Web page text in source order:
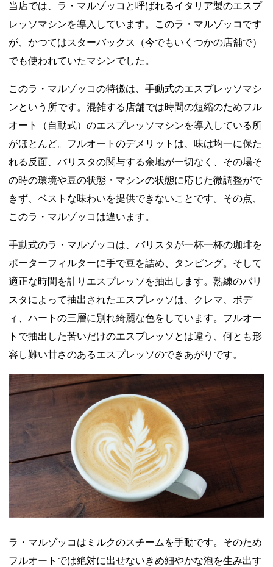
当店では、ラ・マルゾッコと呼ばれるイタリア製のエスプ
レッソマシンを導入しています。このラ・マルゾッコです
が、かつてはスターバックス（今でもいくつかの店舗で）
でも使われていたマシンでした。
このラ・マルゾッコの特徴は、手動式のエスプレッソマシ
ンという所です。混雑する店舗では時間の短縮のためフル
オート（自動式）のエスプレッソマシンを導入している所
がほとんど。フルオートのデメリットは、味は均一に保た
れる反面、バリスタの関与する余地が一切なく、その場そ
の時の環境や豆の状態・マシンの状態に応じた微調整がで
きず、ベストな味わいを提供できないことです。その点、
このラ・マルゾッコは違います。
手動式のラ・マルゾッコは、バリスタが一杯一杯の珈琲を
ポーターフィルターに手で豆を詰め、タンピング。そして
適正な時間を計りエスプレッソを抽出します。熟練のバリ
スタによって抽出されたエスプレッソは、クレマ、ボデ
ィ、ハートの三層に別れ綺麗な色をしています。フルオー
トで抽出した苦いだけのエスプレッソとは違う、何とも形
容し難い甘さのあるエスプレッソのできあがりです。
ラ・マルゾッコはミルクのスチームを手動です。そのため
フルオートでは絶対に出せないきめ細やかな泡を生み出す